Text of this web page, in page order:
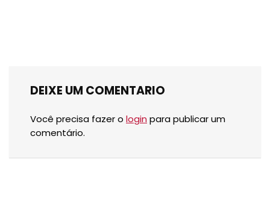
DEIXE UM COMENTARIO
Você precisa fazer o login para publicar um
comentário.